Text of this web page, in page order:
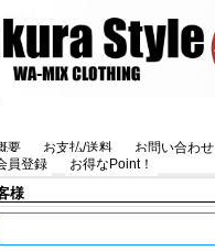
要 お支払/送料
お問い合わせ
員登録 お得なPoint！
様